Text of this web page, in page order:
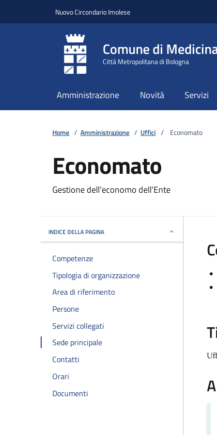
Nuovo Circondario Imolese
Comune di
Città Metropolitana di Bologna
Amministrazione Novità Servizi
Home / Amministrazione / Uffici / Economato
Economato
Gestione dell'economo dell'Ente
INDICE DELLA PAGINA
Competenze
Tipologia di organizzazione
Area di riferimento
Persone
Servizi collegati
Sede principale
Contatti
Orari
Documenti